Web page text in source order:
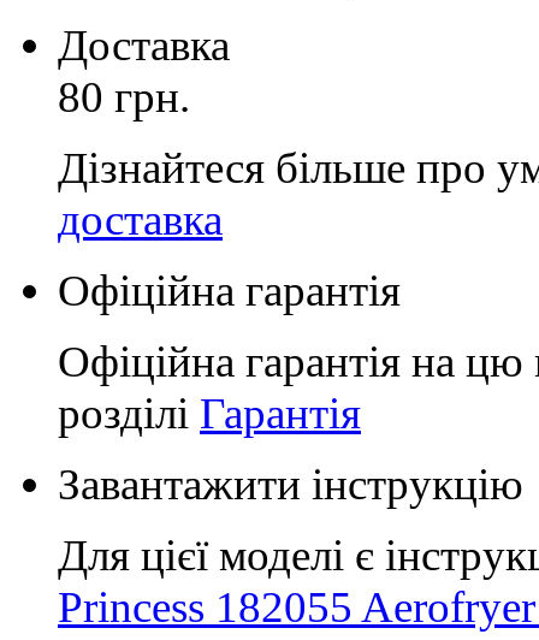
Доставка
80 грн.
Дізнайтеся більше про
доставка
Офіційна гарантія
Офіційна гарантія на
розділі Гарантія
Завантажити інструкцію
Для цієї моделі є
Princess 182055